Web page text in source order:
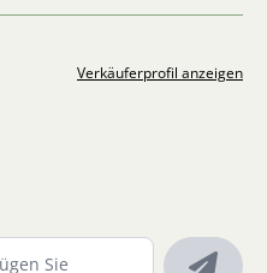
Verkäuferprofil anzeigen